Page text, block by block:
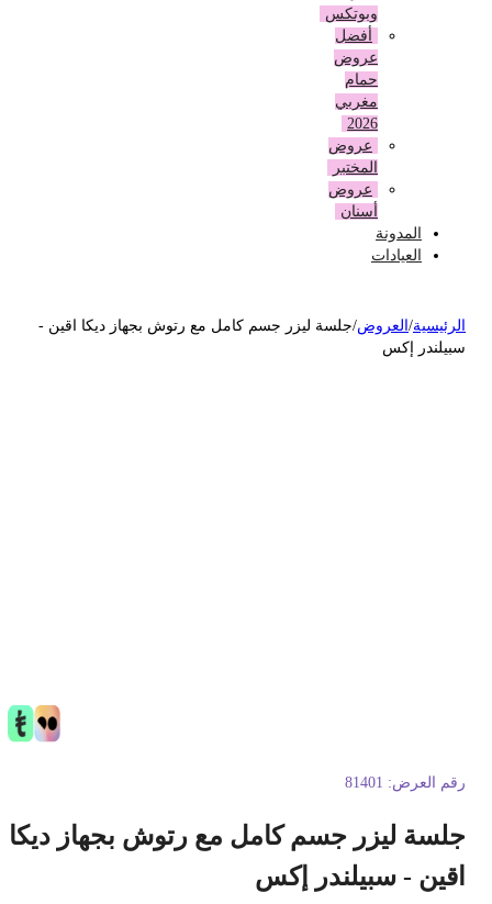
وبوتكس
أفضل
عروض
حمام
مغربي
عروض
المختبر
عروض
أسنان
المدونة
العيادات
/العروض جلسة ليزر جسم كامل مع رتوش بجهاز ديكا اقين -
إكس
العرض: 81401
ليزر جسم كامل مع رتوش بجهاز ديكا
- سبيلندر إكس